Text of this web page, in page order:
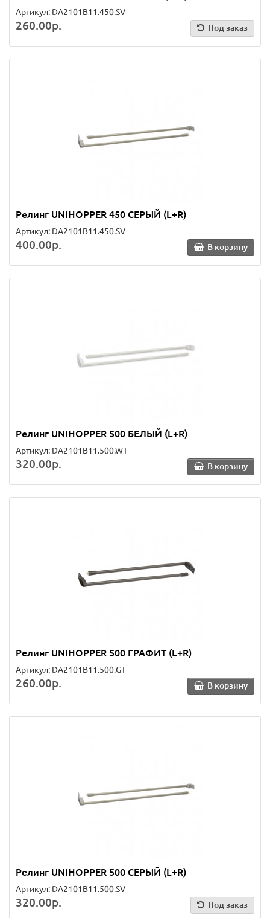
Артикул: DA2101B11.450.SV
260.00р. Под заказ
Релинг UNIHOPPER 450 СЕРЫЙ (L+R)
Артикул: DA2101B11.450.SV
400.00р. В корзину
Релинг UNIHOPPER 500 БЕЛЫЙ (L+R)
Артикул: DA2101B11.500.WT
320.00р. В корзину
Релинг UNIHOPPER 500 ГРАФИТ (L+R)
Артикул: DA2101B11.500.GT
260.00р. В корзину
Релинг UNIHOPPER 500 СЕРЫЙ (L+R)
Артикул: DA2101B11.500.SV
320.00р. Под заказ